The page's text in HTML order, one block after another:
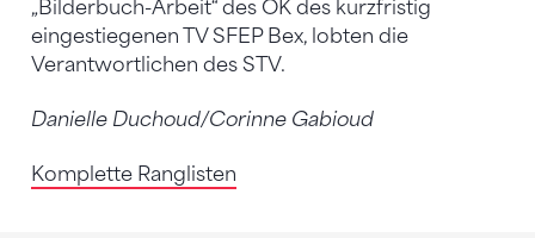
„Bilderbuch-Arbeit“ des OK des kurzfristig
eingestiegenen TV SFEP Bex, lobten die
Verantwortlichen des STV.
Danielle Duchoud/Corinne Gabioud
Komplette Ranglisten